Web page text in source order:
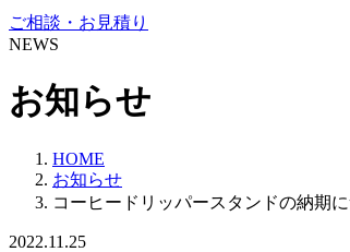
ご相談・お見積り
NEWS
お知らせ
HOME
お知らせ
コーヒードリッパースタンドの納期
2022.11.25